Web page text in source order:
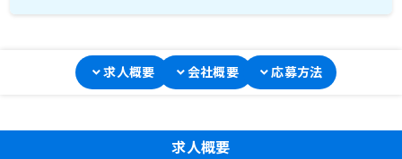
求人概要 会社概要 応募方法
求人概要